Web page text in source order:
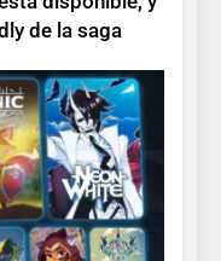
de la saga
de julio
Stars, TUNIC y
en el mismo
de la saga